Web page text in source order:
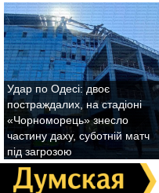
Удар по Одесі: двоє
постраждалих, на стадіоні
«Чорноморець» знесло
частину даху, суботній матч
під загрозою